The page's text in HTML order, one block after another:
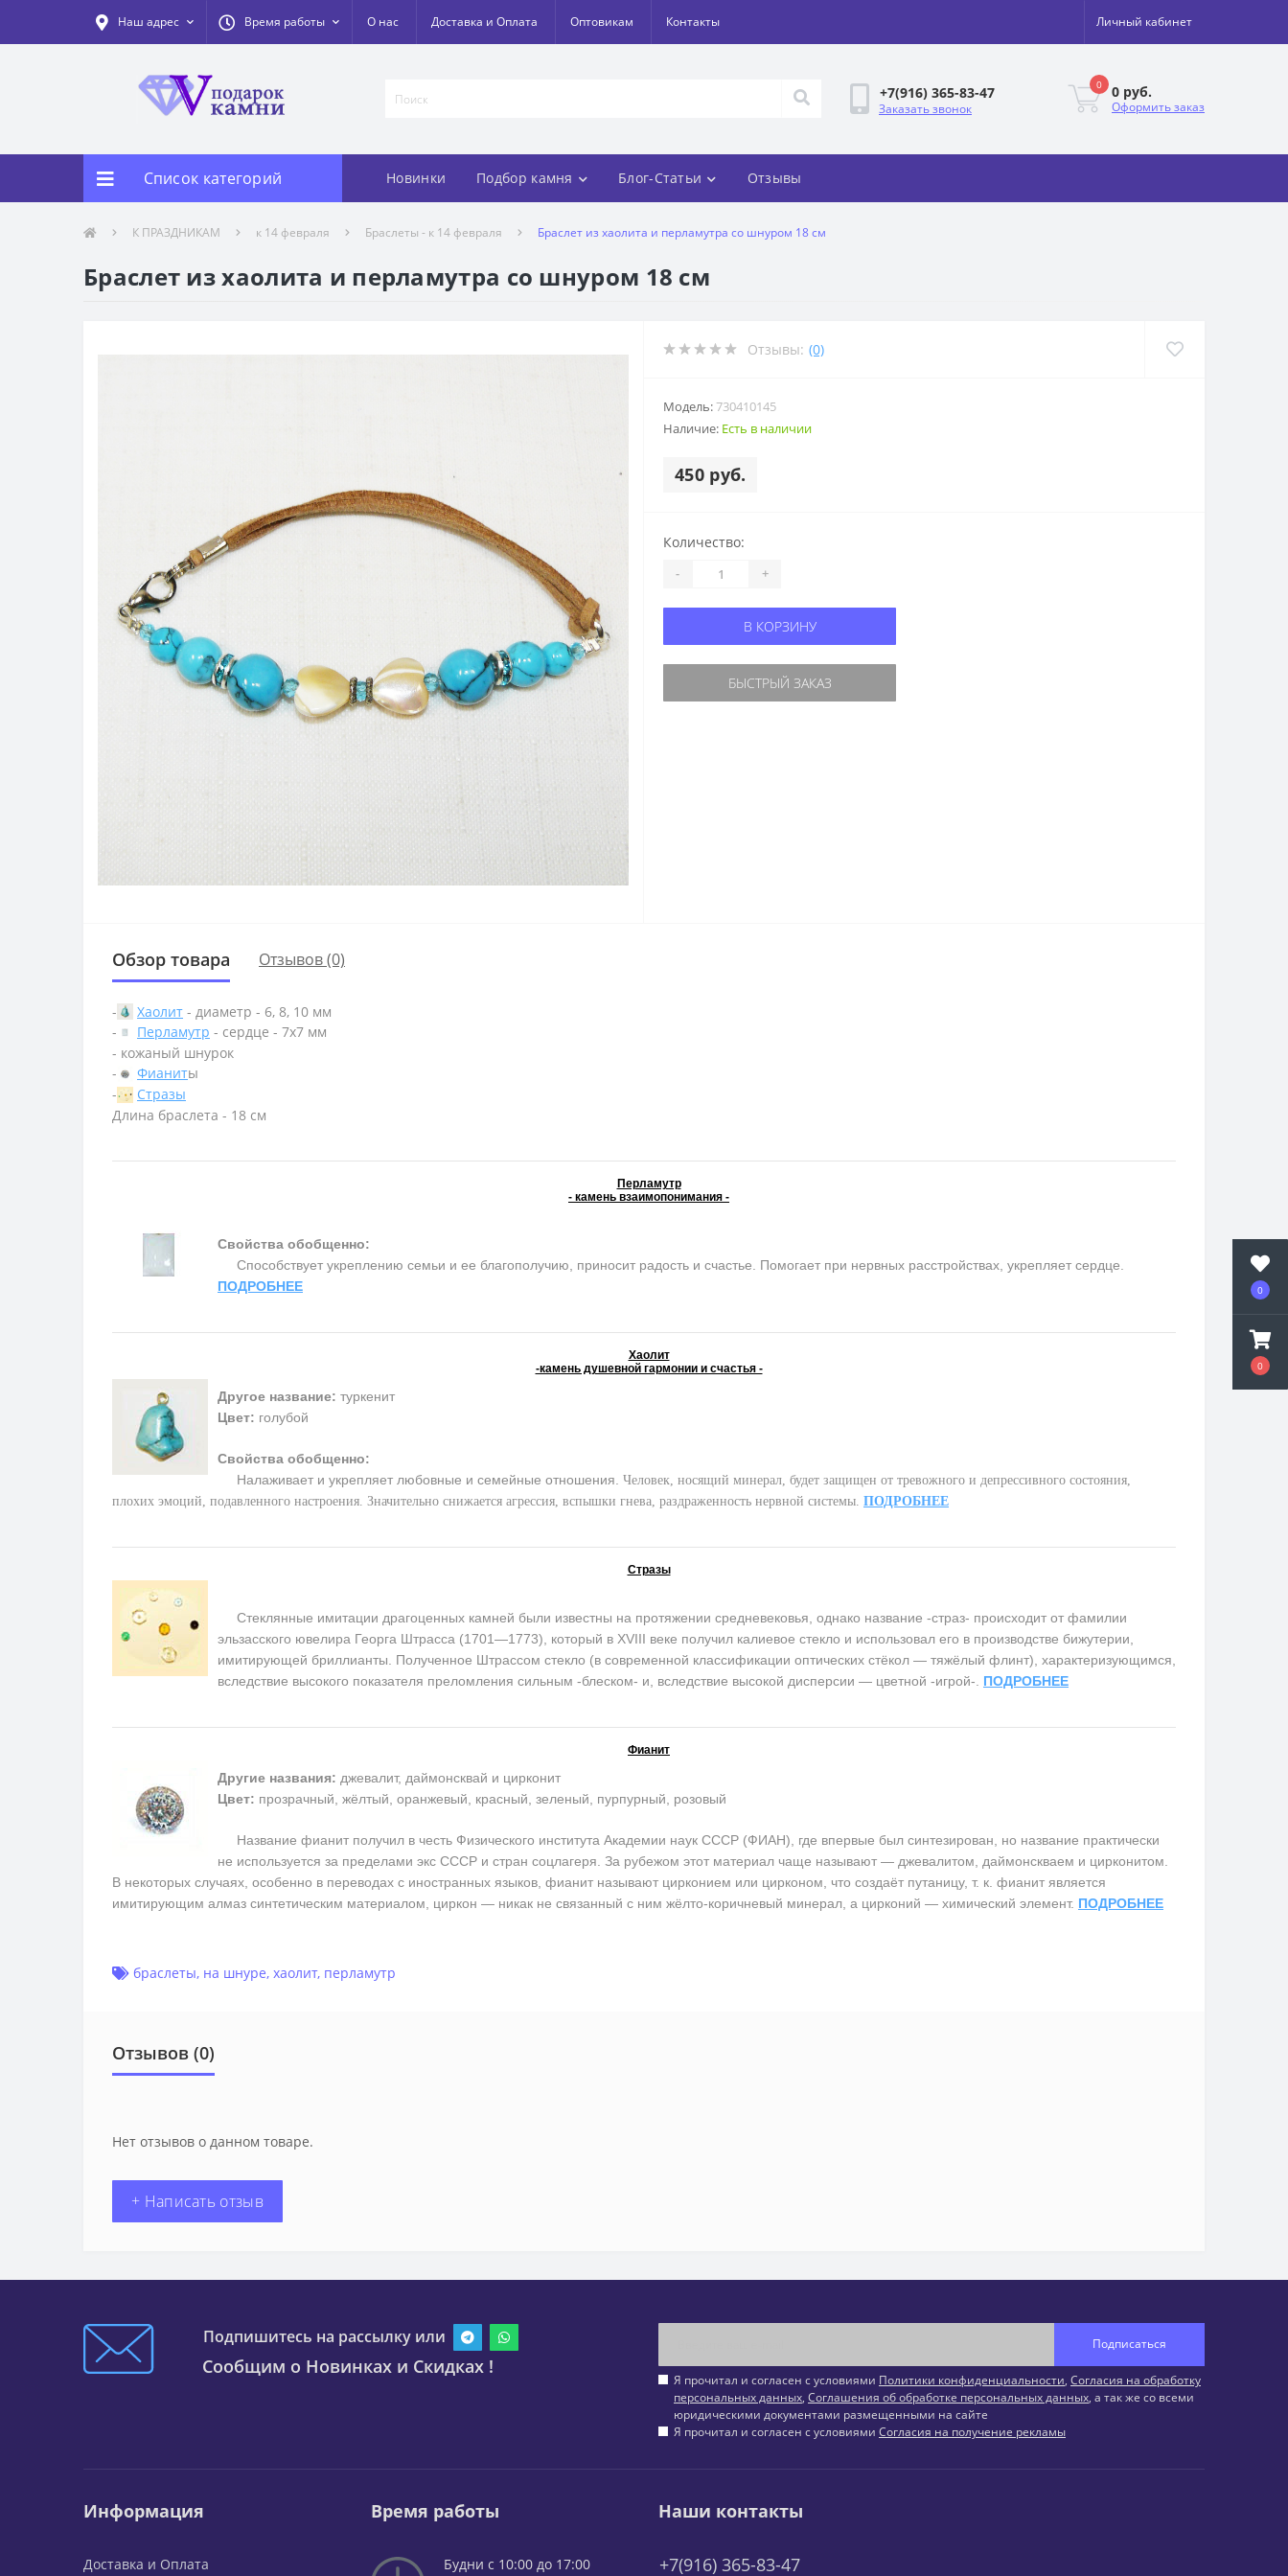
0
0
Наш адрес Время работы О нас Доставка и Оплата Оптовикам Контакты Личный кабинет
+7(916) 365-83-47
Заказать звонок
0 0 руб.
Оформить заказ
Список категорий Новинки Подбор камня Блог-Статьи Отзывы
К ПРАЗДНИКАМ к 14 февраля Браслеты - к 14 февраля Браслет из хаолита и перламутра со шнуром 18 см
Браслет из хаолита и перламутра со шнуром 18 см
Отзывы: (0)
Модель:730410145
Наличие: Есть в наличии
450 руб.
Количество:
- +
В КОРЗИНУ
БЫСТРЫЙ ЗАКАЗ
Обзор товара Отзывов (0)
- Хаолит - диаметр - 6, 8, 10 мм
-
Перламутр - сердце - 7х7 мм
- кожаный шнурок
-
Фианиты
-
Стразы
Длина браслета - 18 см
Перламутр
- камень взаимопонимания -
Свойства обобщенно:
Способствует укреплению семьи и ее благополучию, приносит радость и счастье. Помогает при нервных расстройствах, укрепляет сердце.
ПОДРОБНЕЕ
Хаолит
-камень душевной гармонии и счастья -
Другое название: туркенит
Цвет: голубой
Свойства обобщенно:
Налаживает и укрепляет любовные и семейные отношения. Человек, носящий минерал, будет защищен от тревожного и депрессивного состояния,
плохих эмоций, подавленного настроения. Значительно снижается агрессия, вспышки гнева, раздраженность нервной системы. ПОДРОБНЕЕ
Стразы
Стеклянные имитации драгоценных камней были известны на протяжении средневековья, однако название -страз- происходит от фамилии
эльзасского ювелира Георга Штрасса (1701—1773), который в XVIII веке получил калиевое стекло и использовал его в производстве бижутерии,
имитирующей бриллианты. Полученное Штрассом стекло (в современной классификации оптических стёкол — тяжёлый флинт), характеризующимся,
вследствие высокого показателя преломления сильным -блеском- и, вследствие высокой дисперсии — цветной -игрой-. ПОДРОБНЕЕ
Фианит
Другие названия: джевалит, даймонсквай и цирконит
Цвет: прозрачный, жёлтый, оранжевый, красный, зеленый, пурпурный, розовый
Название фианит получил в честь Физического института Академии наук СССР (ФИАН), где впервые был синтезирован, но название практически
не используется за пределами экс СССР и стран соцлагеря. За рубежом этот материал чаще называют — джевалитом, даймонскваем и цирконитом.
В некоторых случаях, особенно в переводах с иностранных языков, фианит называют цирконием или цирконом, что создаёт путаницу, т. к. фианит является
имитирующим алмаз синтетическим материалом, циркон — никак не связанный с ним жёлто-коричневый минерал, а цирконий — химический элемент. ПОДРОБНЕЕ
браслеты, на шнуре, хаолит, перламутр
Отзывов (0)
Нет отзывов о данном товаре.
+ Написать отзыв
Подпишитесь на рассылку или
Сообщим о Новинках и Скидках !
Подписаться
Я прочитал и согласен с условиями Политики конфиденциальности, Согласия на обработку
персональных данных, Соглашения об обработке персональных данных, а так же со всеми
юридическими документами размещенными на сайте
Я прочитал и согласен с условиями Согласия на получение рекламы
Информация
Доставка и Оплата
Время работы
Будни с 10:00 до 17:00
Наши контакты
+7(916) 365-83-47